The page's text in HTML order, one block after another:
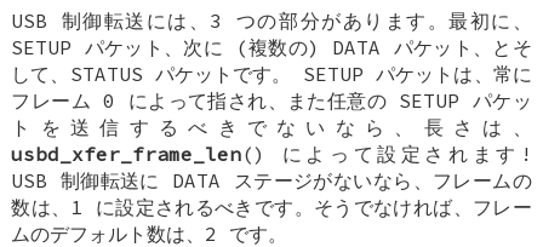
USB 制御転送には、3 つの部分があります。最初に、
SETUP パケット、次に (複数の) DATA パケット、とそ
して、STATUS パケットです。 SETUP パケットは、常に
フレーム 0 によって指され、また任意の SETUP パケッ
トを送信するべきでないなら、長さは、
usbd_xfer_frame_len() によって設定されます!
USB 制御転送に DATA ステージがないなら、フレームの
数は、1 に設定されるべきです。そうでなければ、フレー
ムのデフォルト数は、2 です。